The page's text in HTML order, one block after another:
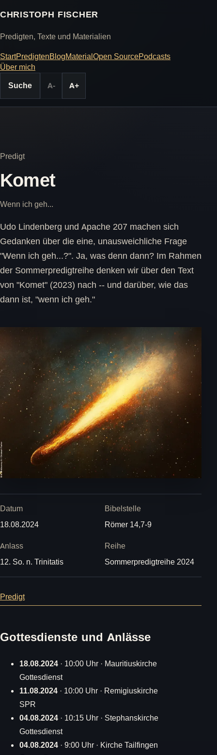
CHRISTOPH FISCHER
Predigten, Texte und Materialien
StartPredigtenBlogMaterialOpen SourcePodcasts
Über mich
Suche
A- A+
Predigt
Komet
Wenn ich geh...
Udo Lindenberg und Apache 207 machen sich
Gedanken über die eine, unausweichliche Frage
"Wenn ich geh...?". Ja, was denn dann? Im Rahmen
der Sommerpredigtreihe denken wir über den Text
von "Komet" (2023) nach -- und darüber, wie das
dann ist, "wenn ich geh."
Datum
18.08.2024
Bibelstelle
Römer 14,7-9
Anlass
12. So. n. Trinitatis
Reihe
Sommerpredigtreihe 2024
Predigt
Gottesdienste und Anlässe
18.08.2024 · 10:00 Uhr · Mauritiuskirche
Gottesdienst
11.08.2024 · 10:00 Uhr · Remigiuskirche
SPR
04.08.2024 · 10:15 Uhr · Stephanskirche
Gottesdienst
04.08.2024 · 9:00 Uhr · Kirche Tailfingen